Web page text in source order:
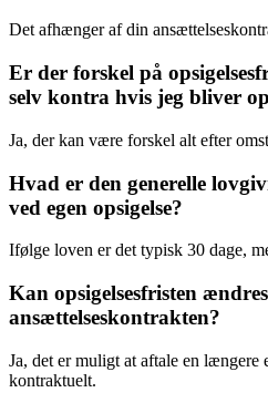
Det afhænger af din
Er der forskel på
selv kontra hvis jeg bliver
Ja, der kan være forskel alt efter
Hvad er den generelle
ved egen opsigelse?
Ifølge loven er det typisk 30 dage,
Kan opsigelsesfristen
ansættelseskontrakten?
Ja, det er muligt at aftale en længere
kontraktuelt.